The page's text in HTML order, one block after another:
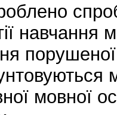
навчання
порушеної
мовної